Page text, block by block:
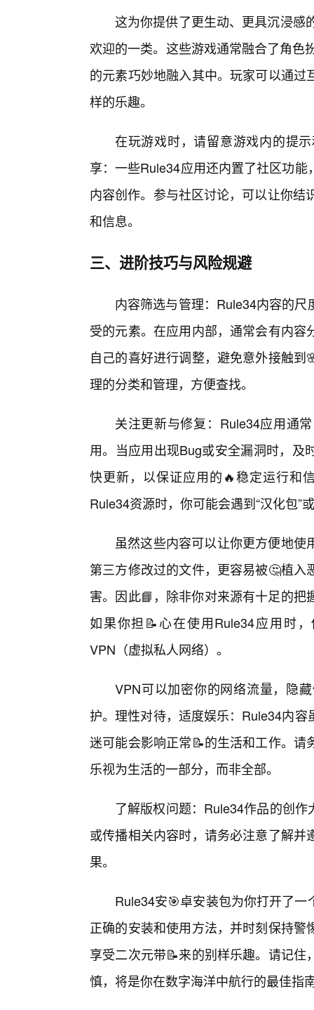
这为你提供了更生动、更具沉浸感
欢迎的一类。这些游戏通常融合了角色
的元素巧妙地融入其中。玩家可以通
样的乐趣。
在玩游戏时，请留意游戏内的提
享：一些Rule34应用还内置了社区功
内容创作。参与社区讨论，可以让你
和信息。
三、进阶技巧与风险规避
内容筛选与管理：Rule34内容的
受的元素。在应用内部，通常会有内
自己的喜好进行调整，避免意外接触
理的分类和管理，方便查找。
关注更新与修复：Rule34应用通
用。当应用出现Bug或安全漏洞时，及
快更新，以保证应用的🔥稳定运行和
Rule34资源时，你可能会遇到“汉化包”
虽然这些内容可以让你更方便地
第三方修改过的文件，更容易被🤔植
害。因此📘，除非你对来源有十足的
如果你担📝心在使用Rule34应用时
VPN（虚拟私人网络）。
VPN可以加密你的网络流量，隐
护。理性对待，适度娱乐：Rule34内
迷可能会影响正常📝的生活和工作。
乐视为生活的一部分，而非全部。
了解版权问题：Rule34作品的创
或传播相关内容时，请务必注意了解
果。
Rule34安🎯卓安装包为你打开了
正确的安装和使用方法，并时刻保持
享受二次元带📝来的别样乐趣。请记
慎，将是你在数字海洋中航行的最佳指